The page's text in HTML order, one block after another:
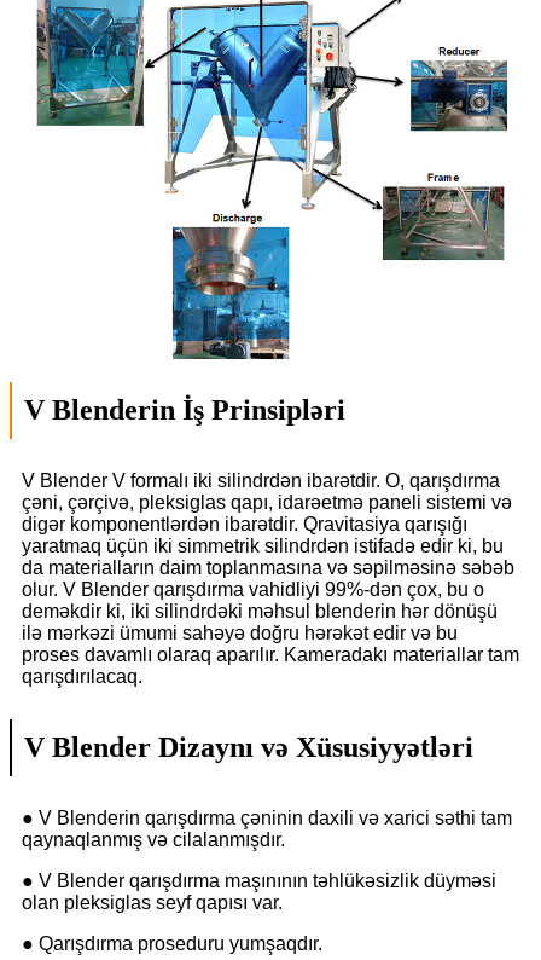
V Blenderin İş Prinsipləri
V Blender V formalı iki silindrdən ibarətdir. O, qarışdırma
çəni, çərçivə, pleksiglas qapı, idarəetmə paneli sistemi və
digər komponentlərdən ibarətdir. Qravitasiya qarışığı
yaratmaq üçün iki simmetrik silindrdən istifadə edir ki, bu
da materialların daim toplanmasına və səpilməsinə səbəb
olur. V Blender qarışdırma vahidliyi 99%-dən çox, bu o
deməkdir ki, iki silindrdəki məhsul blenderin hər dönüşü
ilə mərkəzi ümumi sahəyə doğru hərəkət edir və bu
proses davamlı olaraq aparılır. Kameradakı materiallar tam
qarışdırılacaq.
V Blender Dizaynı və Xüsusiyyətləri
● V Blenderin qarışdırma çəninin daxili və xarici səthi tam
qaynaqlanmış və cilalanmışdır.
● V Blender qarışdırma maşınının təhlükəsizlik düyməsi
olan pleksiglas seyf qapısı var.
● Qarışdırma proseduru yumşaqdır.